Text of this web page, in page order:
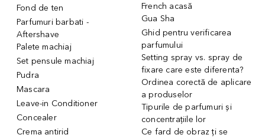
Fond de ten
Parfumuri barbati -
Aftershave
Palete machiaj
Set pensule machiaj
Pudra
Mascara
Leave-in Conditioner
Concealer
Crema antirid
French acasă
Gua Sha
Ghid pentru verificarea
parfumului
Setting spray vs. spray de
fixare care este diferenta?
Ordinea corectă de aplicare
a produselor
Tipurile de parfumuri și
concentrațiile lor
Ce fard de obraz ți se